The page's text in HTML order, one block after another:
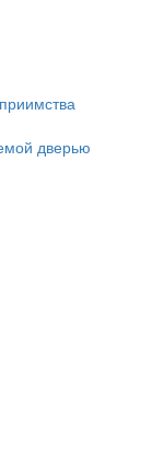
дверью